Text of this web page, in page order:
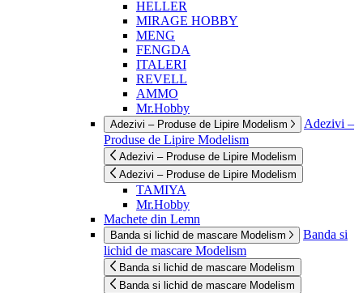
HELLER
MIRAGE HOBBY
MENG
FENGDA
ITALERI
REVELL
AMMO
Mr.Hobby
Adezivi – Produse de Lipire Modelism
Adezivi –
Produse de Lipire Modelism
Adezivi – Produse de Lipire Modelism
Adezivi – Produse de Lipire Modelism
TAMIYA
Mr.Hobby
Machete din Lemn
Banda si lichid de mascare Modelism
Banda si
lichid de mascare Modelism
Banda si lichid de mascare Modelism
Banda si lichid de mascare Modelism